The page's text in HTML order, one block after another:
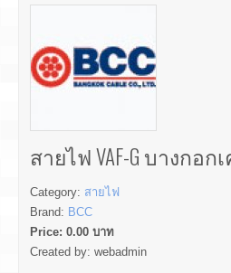
สายไฟ VAF-G บางกอก
Category: สายไฟ
Brand: BCC
Price: 0.00 บาท
Created by: webadmin